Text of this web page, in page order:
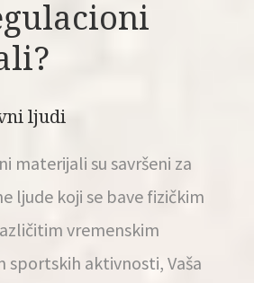
ljudi
materijali su savršeni za
ljude koji se bave fizičkim
vremenskim
sportskih aktivnosti, Vaša